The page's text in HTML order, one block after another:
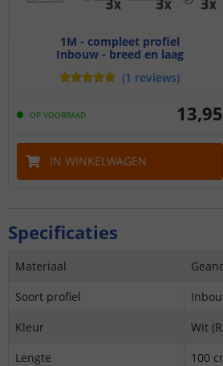
1M - compleet profiel
Inbouw - breed en laag
(1 reviews)
OP VOORRAAD 13,95
IN WINKELWAGEN
Specificaties
Materiaal
Soort profiel
Kleur
Wit
Lengte
100